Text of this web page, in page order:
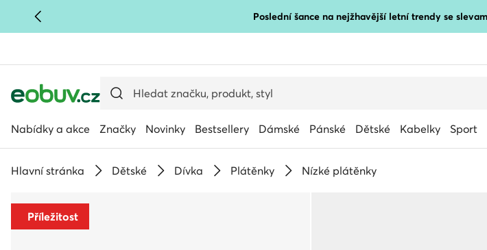
PŘEJÍT NA HLAVNÍ OBSAH Poslední šance na nejžhavější letní trendy se
Nabídky a akce Značky Novinky Bestsellery Dámské Pánské Dětské Kabelky Sport
Hlavní stránka Dětské Dívka Plátěnky Nízké plátěnky
Příležitost